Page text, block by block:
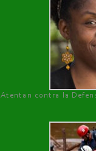
Atentan contra la